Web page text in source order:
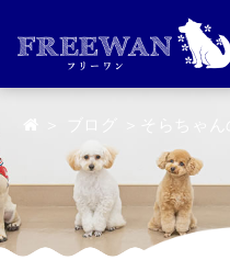
＞そらちゃ